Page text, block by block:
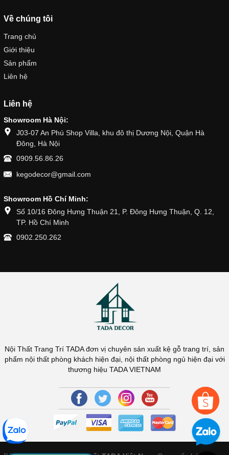
Về chúng tôi
Trang chủ
Giới thiệu
Sản phẩm
Liên hệ
Liên hệ
Showroom Hà Nội:
J03-07 An Phú Shop Villa, khu đô thị Dương Nội, Quận Hà
Đông, Hà Nội
0909.56.86.26
kegodecor@gmail.com
Showroom Hồ Chí Minh:
Số 10/16 Đông Hưng Thuận 21, P. Đông Hưng Thuận, Q. 12,
TP. Hồ Chí Minh
0902.250.262
Nội Thất Trang Trí TADA đơn vị chuyên sản xuất kệ gỗ trang trí, sản
phẩm nội thất phòng khách hiện đại, nội thất phòng ngủ hiện đại với
thương hiệu TADA VIETNAM